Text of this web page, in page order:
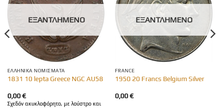
ΕΞΑΝΤΛΗΜΈΝΟ
ΕΛΛΗΝΙΚΆ ΝΟΜΊΣΜΑΤΑ
1831 10 lepta Greece NGC AU58
0,00€
Σχεδόν ακυκλοφόρητο, με λούστρο και
ΕΞΑΝΤΛΗΜΈΝΟ
FRANCE
1950 20 Francs Belgium Silver
0,00€